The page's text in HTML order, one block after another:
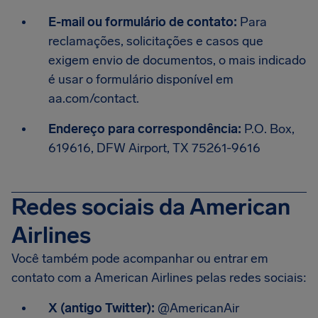
E-mail ou formulário de contato: Para
reclamações, solicitações e casos que
exigem envio de documentos, o mais indicado
é usar o formulário disponível em
aa.com/contact.
Endereço para correspondência: P.O. Box,
619616, DFW Airport, TX 75261-9616
Redes sociais da American
Airlines
Você também pode acompanhar ou entrar em
contato com a American Airlines pelas redes sociais:
X (antigo Twitter): @AmericanAir